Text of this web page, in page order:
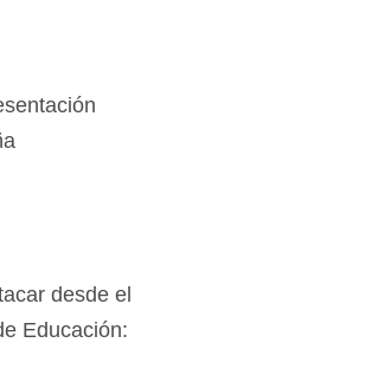
desde el
Educación: